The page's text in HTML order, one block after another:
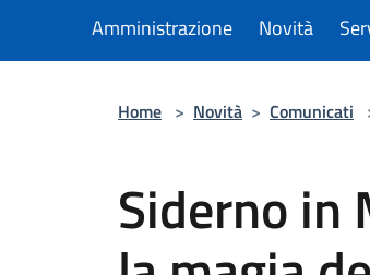
Amministrazione Novità
Home > Novità > Comunicati
Siderno in